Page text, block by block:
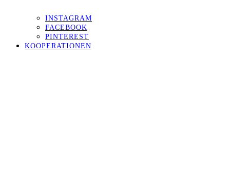
INSTAGRAM
FACEBOOK
PINTEREST
KOOPERATIONEN